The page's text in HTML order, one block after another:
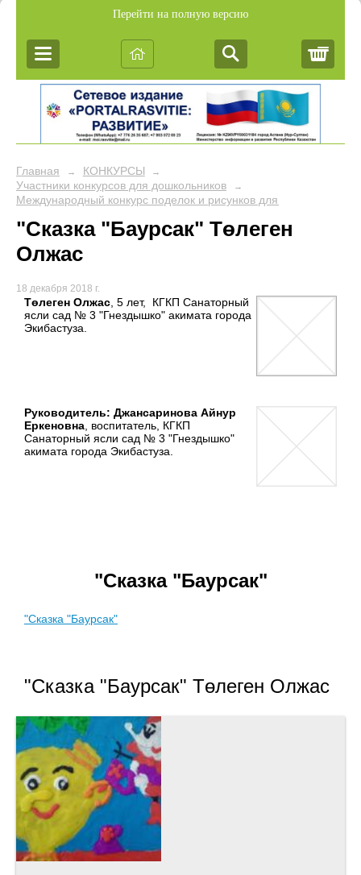
Перейти на полную версию
Главная → КОНКУРСЫ →
Участники конкурсов для дошкольников →
Международный конкурс поделок и рисунков для дошкольников
"Сказка "Баурсак" Төлеген
Олжас
18 декабря 2018 г.
Төлеген Олжас, 5 лет, КГКП Санаторный
ясли сад № 3 "Гнездышко" акимата города
Экибастуза.
Руководитель: Джансаринова Айнур
Еркеновна , воспитатель, КГКП
Санаторный ясли сад № 3 "Гнездышко"
акимата города Экибастуза.
"Сказка "Баурсак"
"Сказка "Баурсак"
"Сказка "Баурсак" Төлеген Олжас